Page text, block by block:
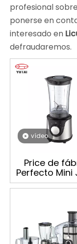
profesional sobre
ponerse en
interesado en
defraudaremos.
vídeo
Price de
Perfecto Mini
Mixer
Personal